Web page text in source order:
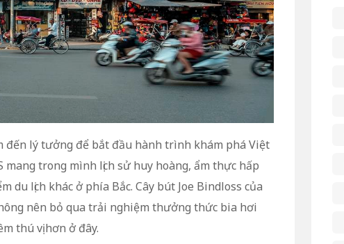
đến lý tưởng để bắt đầu hành trình khám phá Việt
trong mình lịch sử huy hoàng, ẩm thực hấp
du lịch khác ở phía Bắc. Cây bút Joe Bindloss của
nên bỏ qua trải nghiệm thưởng thức bia hơi
thú vị hơn ở đây.